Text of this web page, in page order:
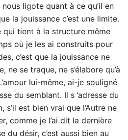
ligote quant à ce qu’il en
la jouissance c’est une limite.
qui tient à la structure même
où je les ai construits pour
c’est que la jouissance ne
ne se traque, ne s’élabore qu’à
lui-même, ai-je souligné
du semblant. Il s ’adresse du
s’il est bien vrai que l’Autre ne
comme je l’ai dit la dernière
du désir, c’est aussi bien au